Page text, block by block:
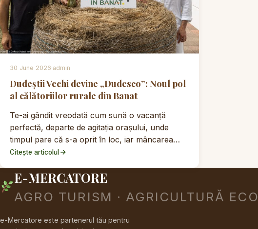
30 June 2026·admin
Dudeștii Vechi devine „Dudesco”: Noul pol
al călătoriilor rurale din Banat
Te-ai gândit vreodată cum sună o vacanță
perfectă, departe de agitația orașului, unde
timpul pare că s-a oprit în loc, iar mâncarea…
Citește articolul
E-MERCATORE
AGRO TURISM · AGRICULTURĂ ECO
e-Mercatore este partenerul tău pentru